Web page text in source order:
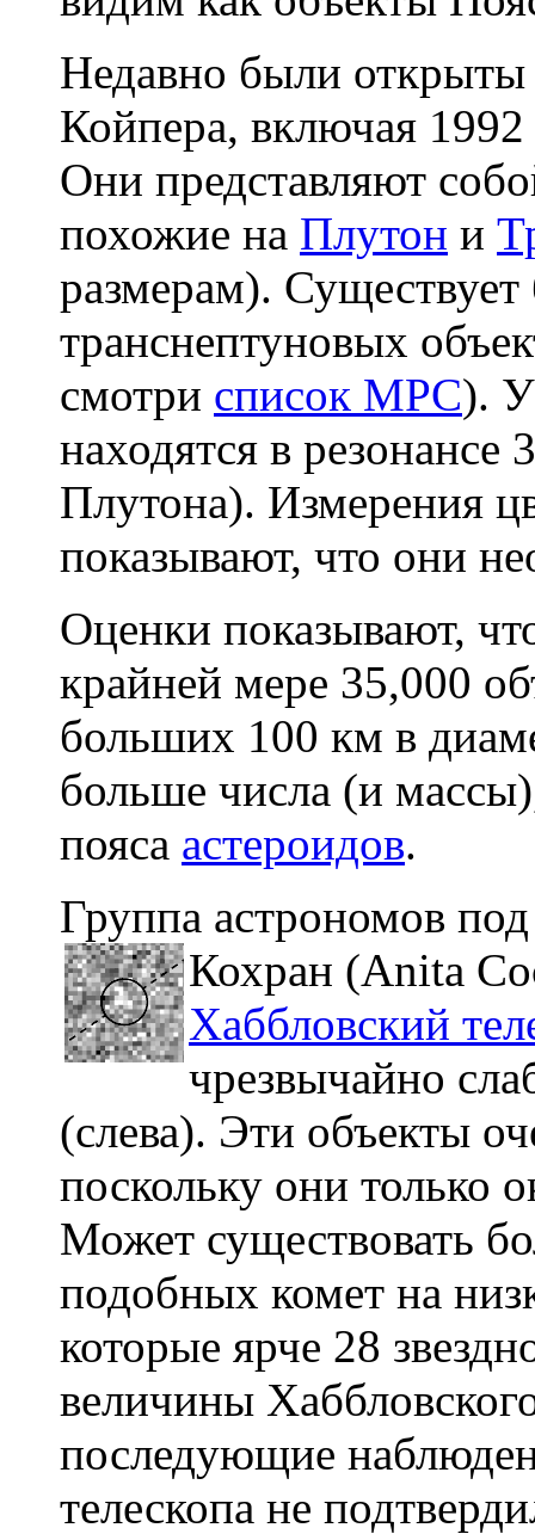
Недавно были открыты
Койпера, включая
Они представляют
похожие на Плутон и
размерам). Существует
транснептуновых
смотри список MPC).
находятся в
Плутона). Измерения
показывают, что они
Оценки показывают,
крайней мере 35,000
больших 100 км в
больше числа (и
пояса астероидов.
Группа астрономов
Кохран (Anita
Хаббловский
чрезвычайно
(слева). Эти объекты
поскольку они только
Может существовать
подобных комет на
которые ярче 28
величины
последующие
телескопа не